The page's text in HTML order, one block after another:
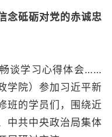
念砥砺对党的赤诚忠
谈学习心得体会……
学院）参加习近平新
班的学员们，围绕近
中共中央政治局集体